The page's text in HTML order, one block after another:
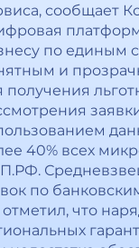
сообщает
по единым
и
получения
40% всех
по
что